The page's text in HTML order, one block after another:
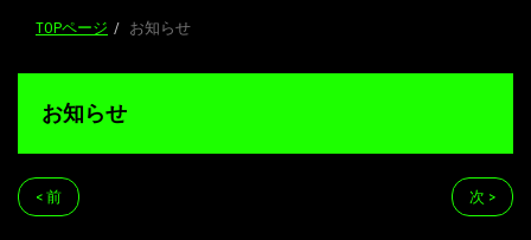
TOPページ お知らせ
お知らせ
< 前 次 >